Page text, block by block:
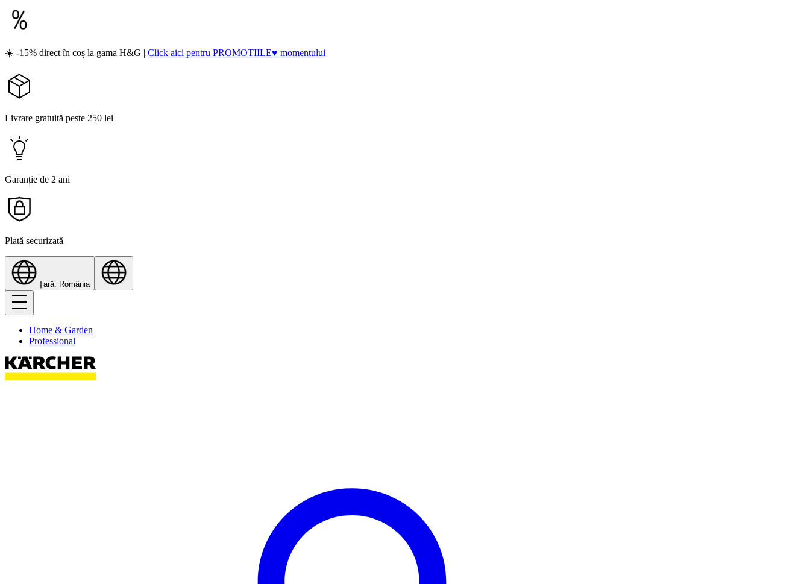
☀️ -15% direct în coș la gama H&G | Click aici pentru PROMOTIILE♥ momentului
Livrare gratuită peste 250 lei
Garanție de 2 ani
Plată securizată
Țară: România
Home & Garden
Professional